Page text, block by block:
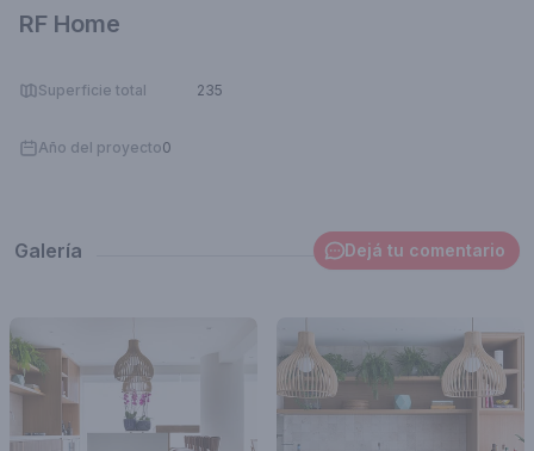
RF Home
Superficie total 235
Año del proyecto0
Galería Dejá tu comentario